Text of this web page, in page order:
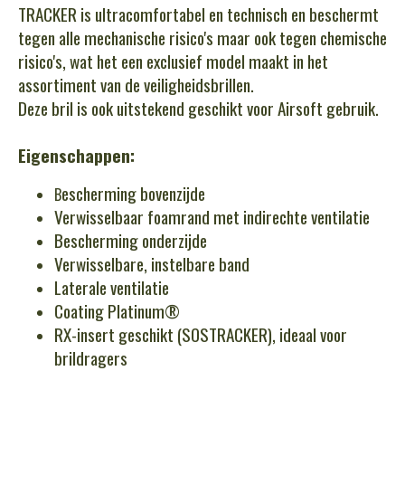
TRACKER is ultracomfortabel en technisch en beschermt
tegen alle mechanische risico's maar ook tegen chemische
risico's, wat het een exclusief model maakt in het
assortiment van de veiligheidsbrillen.
Deze bril is ook uitstekend geschikt voor Airsoft gebruik.
Eigenschappen:
Bescherming bovenzijde
Verwisselbaar foamrand met indirechte ventilatie
Bescherming onderzijde
Verwisselbare, instelbare band
Laterale ventilatie
Coating Platinum®
RX-insert geschikt (SOSTRACKER), ideaal voor
brildragers